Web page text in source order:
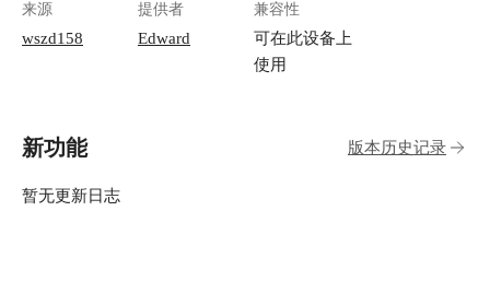
来源
wszd158
提供者
Edward
兼容性
可在此设备上
使用
新功能 版本历史记录
暂无更新日志